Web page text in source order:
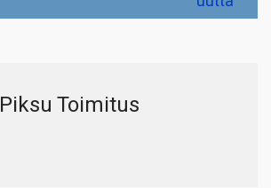
Piksu Toimitus